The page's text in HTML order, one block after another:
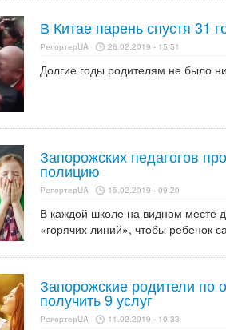
В Китае парень спустя
РепортерUA 26.02.2019 - 15:51
Долгие годы родителям не было
Запорожских педагогов
полицию
РепортерUA 15.02.2019 - 09:20
В каждой школе на видном
«горячих линий», чтобы ребенок
Запорожские родители по
получить 9 услуг
РепортерUA 11.02.2019 - 10:33